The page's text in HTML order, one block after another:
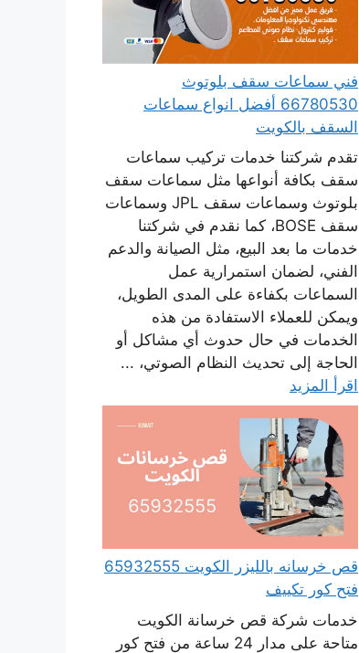
فني سماعات سقف بلوتوث
66780530 أفضل انواع سماعات
السقف بالكويت
تقدم شركتنا خدمات تركيب سماعات
سقف بكافة أنواعها مثل سماعات سقف
بلوتوث وسماعات سقف JPL وسماعات
سقف BOSE، كما نقدم في شركتنا
خدمات ما بعد البيع، مثل الصيانة والدعم
الفني، لضمان استمرارية عمل
السماعات بكفاءة على المدى الطويل،
ويمكن للعملاء الاستفادة من هذه
الخدمات في حال حدوث أي مشاكل أو
الحاجة إلى تحديث النظام الصوتي، ...
اقرأ المزيد
قص خرسانه بالليزر الكويت 65932555
فتح كور تكييف
خدمات شركة قص خرسانة الكويت
متاحة على مدار 24 ساعة من فتح كور